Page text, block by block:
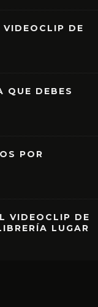
DE
QUE DEBES
POR
VIDEOCLIP DE
LUGAR